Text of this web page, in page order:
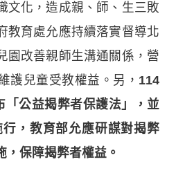
文化，造成親、師、生三敗
教育處允應持續落實督導北
園改善親師生溝通關係，營
護兒童受教權益。另， 114
「公益揭弊者保護法」，並
，教育部允應研謀對揭弊
，保障揭弊者權益。